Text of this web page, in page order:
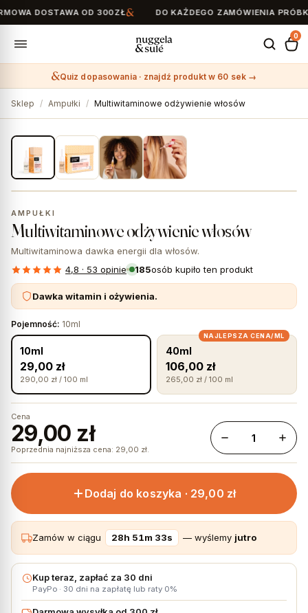
DOSTAWA OD 300ZŁ DO KAŻDEGO ZAMÓWIENIA PRÓBKI
0
Quiz dopasowania · znajdź produkt w 60 sek →
for:
Sklep / Ampułki / Multiwitaminowe odżywienie włosów
★ #1 Bestseller
AMPUŁKI
Multiwitaminowe odżywienie włosów
Multiwitaminowa dawka energii dla włosów.
4,8 · 53 opinie
185osób kupiło ten produkt
Dawka witamin i ożywienia.
Pojemność: 10ml
10ml
29,00 zł
290,00 zł / 100 ml
NAJLEPSZA CENA/ML
40ml
106,00 zł
265,00 zł / 100 ml
Cena
29,00 zł
Poprzednia najniższa cena: 29,00 zł.
Dodaj do koszyka · 29,00 zł
Zamów w ciągu 28h 51m 32s — wyślemy jutro
Kup teraz, zapłać za 30 dni
PayPo · 30 dni na zapłatę lub raty 0%